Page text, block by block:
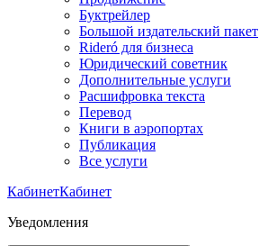
Буктрейлер
Большой издательский пакет
Rideró для бизнеса
Юридический советник
Дополнительные услуги
Расшифровка текста
Перевод
Книги в аэропортах
Публикация
Все услуги
КабинетКабинет
Уведомления